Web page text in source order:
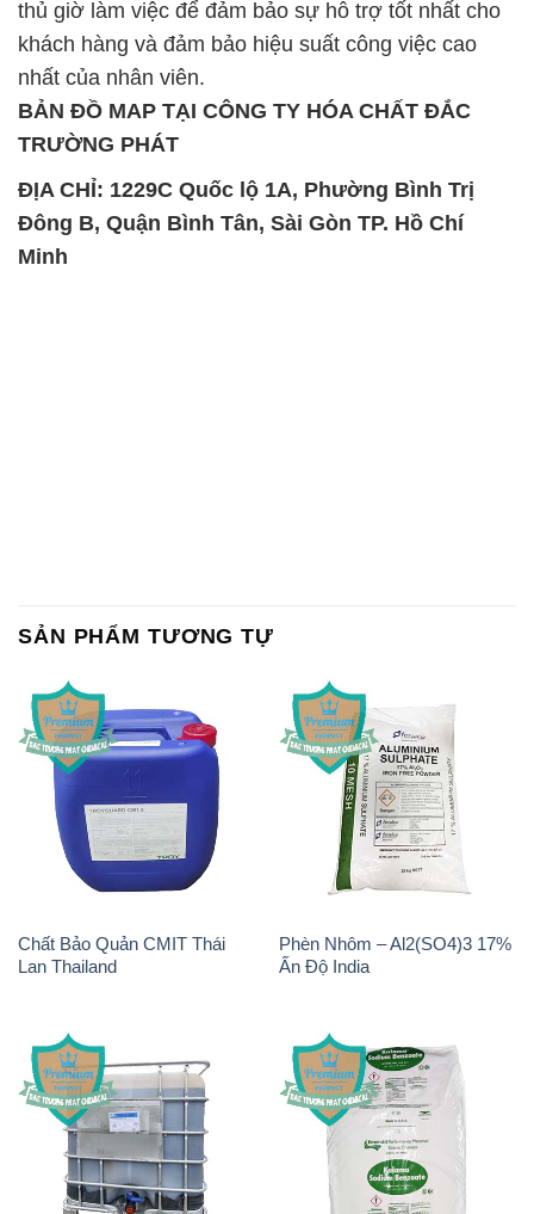
thủ giờ làm việc để đảm bảo sự hỗ trợ tốt nhất cho
khách hàng và đảm bảo hiệu suất công việc cao
nhất của nhân viên.
BẢN ĐỒ MAP TẠI CÔNG TY HÓA CHẤT ĐẮC
TRƯỜNG PHÁT
ĐỊA CHỈ: 1229C Quốc lộ 1A, Phường Bình Trị
Đông B, Quận Bình Tân, Sài Gòn TP. Hồ Chí
Minh
SẢN PHẨM TƯƠNG TỰ
Chất Bảo Quản CMIT Thái
Lan Thailand
Phèn Nhôm – Al2(SO4)3 17%
Ấn Độ India